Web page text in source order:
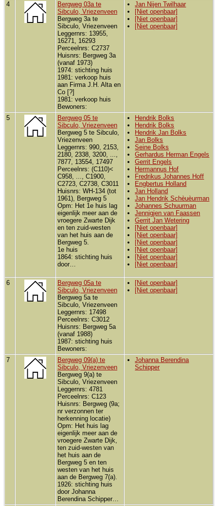
4
Bergweg 03a te
Sibculo, Vriezenveen
Bergweg 3a te
Sibculo, Vriezenveen
Leggernrs: 13955,
16271, 16293
Perceelnrs: C2737
Huisnrs: Bergweg 3a
(vanaf 1973)
1974: stichting huis
1981: verkoop huis
aan Firma J.H. Alta en
Co [?]
1981: verkoop huis
Bewoners:
Jan Nijen Twilhaar
[Niet openbaar]
[Niet openbaar]
[Niet openbaar]
5
Bergweg 05 te
Sibculo, Vriezenveen
Bergweg 5 te Sibculo,
Vriezenveen
Leggernrs: 990, 2153,
2180, 2338, 3200, ...,
7877, 13554, 17497
Perceelnrs: (C110)<
C958, ..., C1900,
C2723, C2738, C3011
Huisnrs: WH-134 (tot
1961), Bergweg 5
Opm: Het 1e huis lag
eigenlijk meer aan de
vroegere Zwarte Dijk
en ten zuid-westen
van het huis aan de
Bergweg 5.
1e huis
1864: stichting huis
door…
Hendrik Bolks
Hendrik Bolks
Hendrik Jan Bolks
Jan Bolks
Seine Bolks
Gerhardus Herman Engels
Gerrit Engels
Hermannus Hof
Fredrikus Johannes Hoff
Engbertus Holland
Jan Holland
Jan Hendrik Schèuèurman
Johannes Schuurman
Jennigjen van Faassen
Gerrit Jan Wetering
[Niet openbaar]
[Niet openbaar]
[Niet openbaar]
[Niet openbaar]
[Niet openbaar]
[Niet openbaar]
6
Bergweg 05a te
Sibculo, Vriezenveen
Bergweg 5a te
Sibculo, Vriezenveen
Leggernrs: 17498
Perceelnrs: C3012
Huisnrs: Bergweg 5a
(vanaf 1988)
1987: stichting huis
Bewoners:
[Niet openbaar]
[Niet openbaar]
7
Bergweg 09(a) te
Sibculo, Vriezenveen
Bergweg 9(a) te
Sibculo, Vriezenveen
Leggernrs: 4781
Perceelnrs: C123
Huisnrs: Bergweg (9a;
nr verzonnen ter
herkenning locatie)
Opm: Het huis lag
eigenlijk meer aan de
vroegere Zwarte Dijk,
ten zuid-westen van
het huis aan de
Bergweg 5 en ten
westen van het huis
aan de Bergweg 7(a).
1926: stichting huis
door Johanna
Berendina Schipper…
Johanna Berendina
Schipper